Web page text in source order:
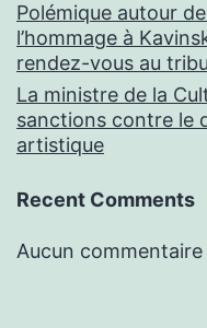
Polémique autour
l’hommage à
rendez-vous au
La ministre de la
sanctions contre le
artistique
Recent Comments
Aucun